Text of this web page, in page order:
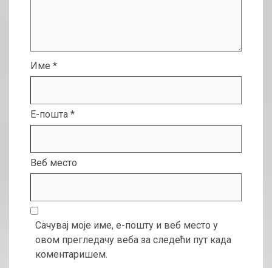
Име *
Е-пошта *
Веб место
Сачувај моје име, е-пошту и веб место у
овом прегледачу веба за следећи пут када
коментаришем.